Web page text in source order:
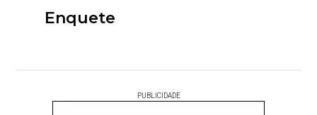
Enquete
PUBLICIDADE